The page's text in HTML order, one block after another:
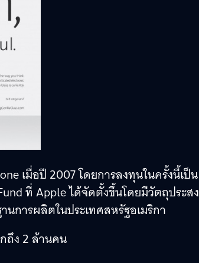
เมื่อปี 2007 โดยการลงทุนในครั้งนี้เป็น
ที่ Apple ได้จัดตั้งขึ้นโดยมีวัตถุประส
การผลิตในประเทศสหรัฐอเมริกา
ถึง 2 ล้านคน